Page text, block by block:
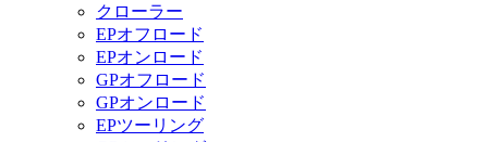
クローラー
EPオフロード
EPオンロード
GPオフロード
GPオンロード
EPツーリング